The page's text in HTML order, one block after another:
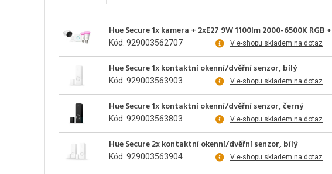
Hue Secure 1x kamera + 2xE27 9W 1100lm 2000-6500K
Kód: 929003562707 V e-shopu skladem na dotaz
Hue Secure 1x kontaktní okenní/dvěřní senzor, bílý
Kód: 929003563903 V e-shopu skladem na dotaz
Hue Secure 1x kontaktní okenní/dvěřní senzor, černý
Kód: 929003563803 V e-shopu skladem na dotaz
Hue Secure 2x kontaktní okenní/dvěřní senzor, bílý
Kód: 929003563904 V e-shopu skladem na dotaz